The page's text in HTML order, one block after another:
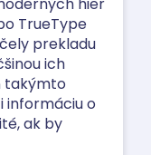
TrueType
prekladu
ich
takýmto
informáciu o
ak by